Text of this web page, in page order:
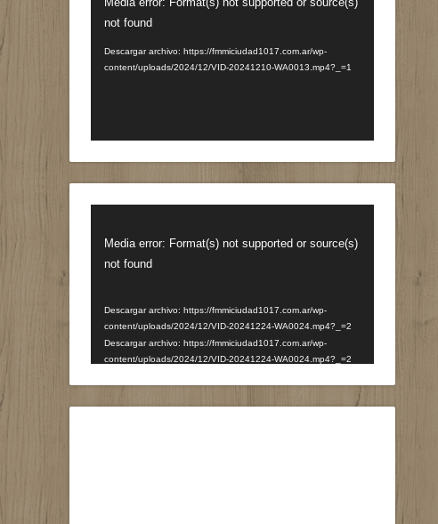
denot found
Descargar archivo: https://fmmiciudad1017.com.ar/wp-
content/uploads/2024/12/VID-20241210-WA0013.mp4?_=1
de
vídeo
Media error: Format(s) not supported or source(s)
not found
Descargar archivo: https://fmmiciudad1017.com.ar/wp-
content/uploads/2024/12/VID-20241224-WA0024.mp4?_=2
Descargar archivo: https://fmmiciudad1017.com.ar/wp-
content/uploads/2024/12/VID-20241224-WA0024.mp4?_=2